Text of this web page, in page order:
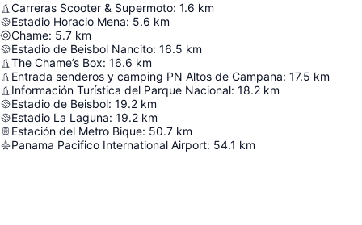
Carreras Scooter & Supermoto: 1.6 km
Estadio Horacio Mena: 5.6 km
Chame: 5.7 km
Estadio de Beisbol Nancito: 16.5 km
The Chame’s Box: 16.6 km
Entrada senderos y camping PN Altos de Campana: 17.5 km
Información Turística del Parque Nacional: 18.2 km
Estadio de Beisbol: 19.2 km
Estadio La Laguna: 19.2 km
Estación del Metro Bique: 50.7 km
Panama Pacifico International Airport: 54.1 km